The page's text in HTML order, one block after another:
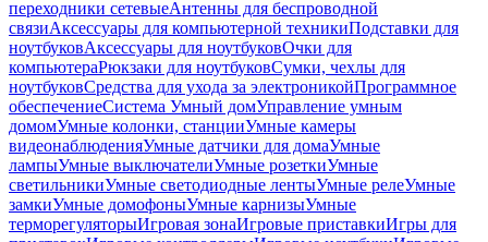
переходники сетевыеАнтенны для беспроводной
связиАксессуары для компьютерной техникиПодставки для
ноутбуковАксессуары для ноутбуковОчки для
компьютераРюкзаки для ноутбуковСумки, чехлы для
ноутбуковСредства для ухода за электроникойПрограммное
обеспечениеСистема Умный домУправление умным
домомУмные колонки, станцииУмные камеры
видеонаблюденияУмные датчики для домаУмные
лампыУмные выключателиУмные розеткиУмные
светильникиУмные светодиодные лентыУмные релеУмные
замкиУмные домофоныУмные карнизыУмные
терморегуляторыИгровая зонаИгровые приставкиИгры для